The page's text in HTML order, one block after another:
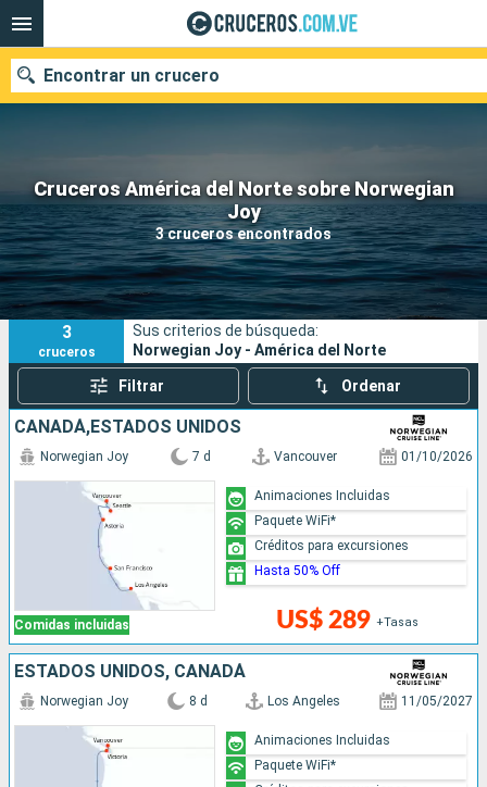
Cruceros América del Norte sobre Norwegian
Joy
3 cruceros encontrados
Encontrar un crucero
Nuestros destinos
Fecha de salida
Puertos Compañías
Buscar
3
cruceros
Sus criterios de búsqueda:
Norwegian Joy - América del Norte
Filtrar Ordenar
CANADÁ,ESTADOS UNIDOS
Comidas incluidas
Norwegian Joy 7 d Vancouver 01/10/2026
US$ 289 +Tasas
Animaciones Incluidas
Paquete WiFi*
Créditos para excursiones
Hasta 50% Off
ESTADOS UNIDOS, CANADÁ
Norwegian Joy 8 d Los Angeles 11/05/2027
Animaciones Incluidas
Paquete WiFi*